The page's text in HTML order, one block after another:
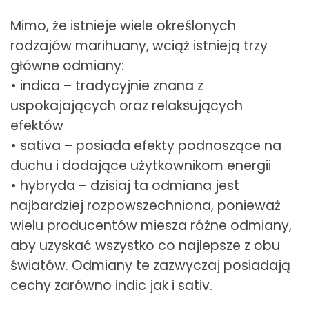
Mimo, że istnieje wiele określonych
rodzajów marihuany, wciąż istnieją trzy
główne odmiany:
• indica – tradycyjnie znana z
uspokajających oraz relaksujących
efektów
• sativa – posiada efekty podnoszące na
duchu i dodające użytkownikom energii
• hybryda – dzisiaj ta odmiana jest
najbardziej rozpowszechniona, ponieważ
wielu producentów miesza różne odmiany,
aby uzyskać wszystko co najlepsze z obu
światów. Odmiany te zazwyczaj posiadają
cechy zarówno indic jak i sativ.